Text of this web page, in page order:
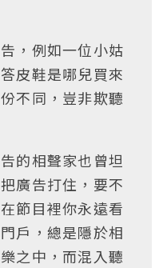
，例如一位小姑
皮鞋是哪兒買來
不同，豈非欺聽
的相聲家也曾坦
廣告打住，要不
節目裡你永遠看
戶，總是隱於相
之中，而混入聽